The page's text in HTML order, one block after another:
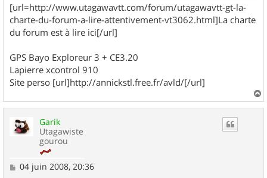
[url=http://www.utagawavtt.com/forum/utagawavtt-gt-la-
charte-du-forum-a-lire-attentivement-vt3062.html]La charte
du forum est à lire ici[/url]
GPS Bayo Exploreur 3 + CE3.20
Lapierre xcontrol 910
Site perso [url]http://annickstl.free.fr/avld/[/url]
a
Garik
Utagawiste
gourou
M
04 juin 2008, 20:36